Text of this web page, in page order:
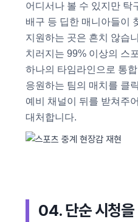
어디서나 볼 수 있지만 탁
배구 등 딥한 매니아들이
지원하는 곳은 흔치 않습
치러지는 99% 이상의 스
하나의 타임라인으로 통
응원하는 팀의 매치를 클
예비 채널이 뒤를 받쳐주
대처합니다.
04. 단순 시청을